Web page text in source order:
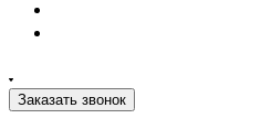
Заказать звонок